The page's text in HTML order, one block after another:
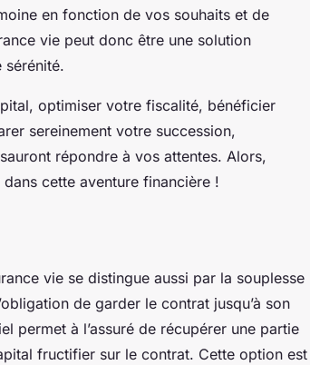
en fonction de vos souhaits et de
vie peut donc être une solution
sérénité.
optimiser votre fiscalité, bénéficier
sereinement votre succession,
répondre à vos attentes. Alors,
cette aventure financière !
vie se distingue aussi par la souplesse
de garder le contrat jusqu’à son
permet à l’assuré de récupérer une partie
fructifier sur le contrat. Cette option est